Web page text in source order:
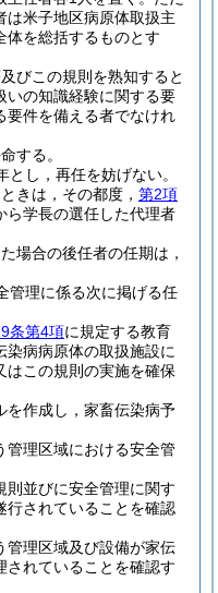
は米子地区病原体取扱主
体を総括するものとす
びこの規則を熟知すると
いの知識経験に関する要
要件を備える者でなけれ
する。
し，再任を妨げない。
きは，その都度， 第2項
ら学長の選任した代理者
場合の後任者の任期は，
管理に係る次に掲げる任
条第4項に規定する教育
病病原体の取扱施設に
はこの規則の実施を確保
を作成し，家畜伝染病予
管理区域における安全管
則並びに安全管理に関す
行されていることを確認
管理区域及び設備が家伝
されていることを確認す